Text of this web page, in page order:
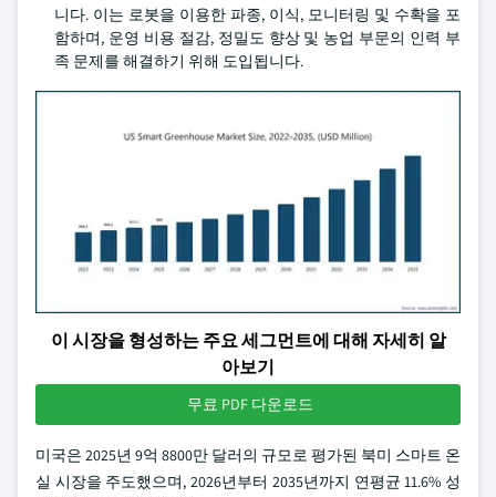
니다. 이는 로봇을 이용한 파종, 이식, 모니터링 및 수확을 포
함하며, 운영 비용 절감, 정밀도 향상 및 농업 부문의 인력 부
족 문제를 해결하기 위해 도입됩니다.
이 시장을 형성하는 주요 세그먼트에 대해 자세히 알
아보기
무료 PDF 다운로드
미국은 2025년 9억 8800만 달러의 규모로 평가된 북미 스마트 온
실 시장을 주도했으며, 2026년부터 2035년까지 연평균 11.6% 성